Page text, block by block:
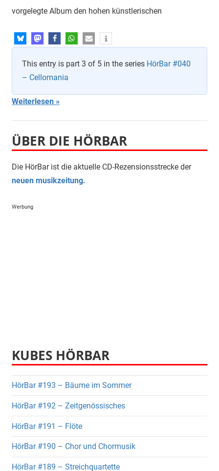
vorgelegte Album den hohen künstlerischen
This entry is part 3 of 5 in the series HörBar #040
– Cellomania
Weiterlesen
ÜBER DIE HÖRBAR
Die HörBar ist die aktuelle CD-Rezensionsstrecke der
neuen musikzeitung.
Werbung
KUBES HÖRBAR
HörBar #193 – Bäume im Sommer
HörBar #192 – Zeitgenössisches
HörBar #191 – Flöte
HörBar #190 – Chor und Chormusik
HörBar #189 – Streichquartette